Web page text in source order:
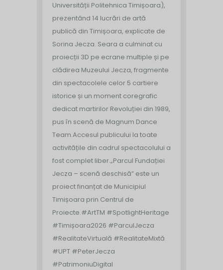
Universității Politehnica Timișoara),
prezentând 14 lucrări de artă
publică din Timișoara, explicate de
Sorina Jecza. Seara a culminat cu
proiecții 3D pe ecrane multiple și pe
clădirea Muzeului Jecza, fragmente
din spectacolele celor 5 cartiere
istorice și un moment coregrafic
dedicat martirilor Revoluției din 1989,
pus în scenă de Magnum Dance
Team.Accesul publicului la toate
activitățile din cadrul spectacolului a
fost complet liber.„Parcul Fundației
Jecza – scenă deschisă” este un
proiect finanțat de Municipiul
Timișoara prin Centrul de
Proiecte.#ArtTM #SpotlightHeritage
#Timișoara2026 #ParculJecza
#RealitateVirtuală #RealitateMixtă
#UPT #PeterJecza
#PatrimoniuDigital